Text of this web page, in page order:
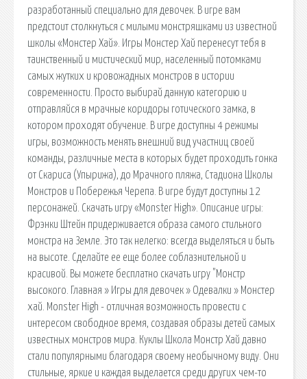
разработанный специально для девочек. В игре вам
предстоит столкнуться с милыми монстряшками из известной
школы «Монстер Хай». Игры Монстер Хай перенесут тебя в
таинственный и мистический мир, населенный потомками
самых жутких и кровожадных монстров в истории
современности. Просто выбирай данную категорию и
отправляйся в мрачные коридоры готического замка, в
котором проходят обучение. В игре доступны 4 режимы
игры, возможность менять внешний вид участниц своей
команды, различные места в которых будет проходить гонка
от Скариса (Упырижа), до Мрачного пляжа, Стадиона Школы
Монстров и Побережья Черепа. В игре будут доступны 12
персонажей. Скачать игру «Monster High». Описание игры:
Фрэнки Штейн придерживается образа самого стильного
монстра на Земле. Это так нелегко: всегда выделяться и быть
на высоте. Сделайте ее еще более соблазнительной и
красивой. Вы можете бесплатно скачать игру "Монстр
высокого. Главная » Игры для девочек » Одевалки » Монстер
хай. Monster High - отличная возможность провести с
интересом свободное время, создавая образы детей самых
известных монстров мира. Куклы Школа Монстр Хай давно
стали популярными благодаря своему необычному виду. Они
стильные, яркие и каждая выделается среди других чем-то